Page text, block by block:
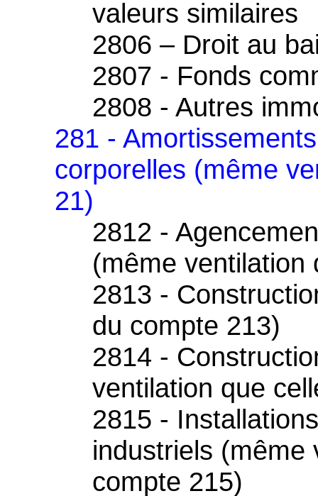
valeurs similaires
2806 – Droit au
2807 - Fonds
2808 - Autres
281 -
corporelles (même
21)
2812 -
(même ventilation
2813 -
du compte 213)
2814 -
ventilation que
2815 -
industriels (même
compte 215)